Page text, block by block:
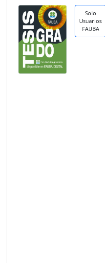
Solo
Usuarios
FAUBA